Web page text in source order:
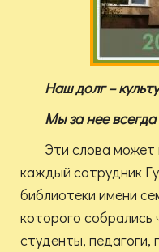
Наш долг –
Мы за нее
Эти слова может
каждый сотрудник
библиотеки имени
которого собрались
студенты,